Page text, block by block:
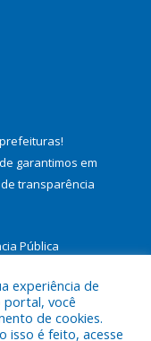
!
garantimos em
transparência
Pública
experiência de
portal, você
de cookies.
isso é feito, acesse